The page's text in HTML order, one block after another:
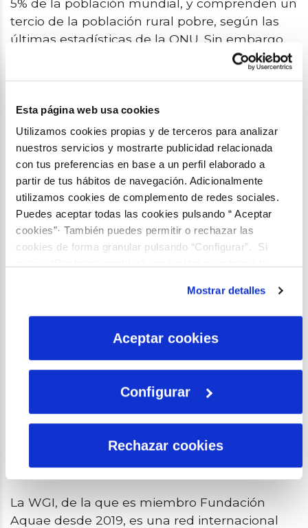
Esta página web usa cookies
Utilizamos cookies propias y de terceros para analizar
nuestros servicios y mostrarte publicidad relacionada
con tus preferencias en base a un perfil elaborado a
partir de tus hábitos de navegación. Adicionalmente
utilizamos cookies de complemento de redes sociales.
Puedes aceptar todas las cookies pulsando “ Aceptar
cookies”· También puedes permitir o rechazar las
cookies de forma granular pulsando “Configurar”. Si
son indispensables para que el sitio web funcione y que
Mostrar detalles
Aceptar cookies
Configurar
Rechazar cookies
tercio de la población rural pobre, según las
últimas estadísticas de la ONU. Sin embargo,
cuentan con un gran potencial de impacto
para mitigar los efectos del cambio climático,
millones de indígenas en el mundo reúne el
80% de la biodiversidad del planeta, de
acuerdo con datos del Banco Mundial.
Durante esta XXIII reunión de la WGI también
se han tratado temas como lagobernanza
en Asia y países como Argentina,
Noruega, Malí o Níger; la implementación de
las recomendaciones del Consejo de la OCDE
sobre el agua y su participación en el G20; y
las estrategias de medición y monitoreo de los
Objetivos de Desarrollo Sostenible.
La WGI, de la que es miembro Fundación
Aquae desde 2019, es una red internacional